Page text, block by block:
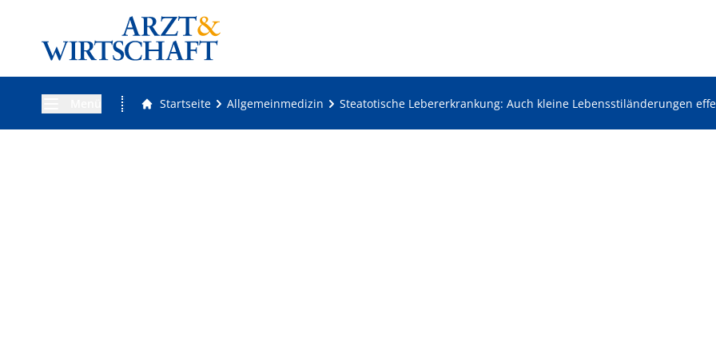
Startseite Allgemeinmedizin Steatotische Lebererkrankung: Auch kleine Lebensstiländerungen